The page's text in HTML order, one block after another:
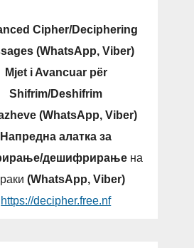
Cipher/Deciphering
(WhatsApp, Viber)
Mjet i Avancuar për
Shifrim/Deshifrim
(WhatsApp, Viber)
Напредна алатка за
дешифрирање на
(WhatsApp, Viber)
https://decipher.free.nf